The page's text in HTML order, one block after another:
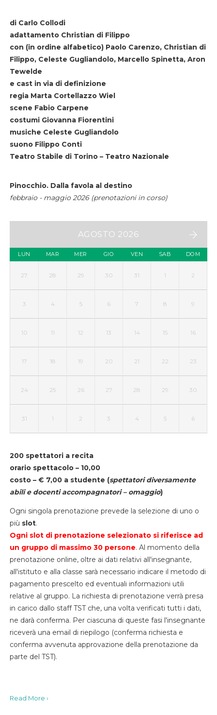
di Carlo Collodi
adattamento Christian di Filippo
con (in ordine alfabetico) Paolo Carenzo, Christian di
Filippo, Celeste Gugliandolo, Marcello Spinetta, Aron
Tewelde
e cast in via di definizione
regia Marta Cortellazzo Wiel
scene Fabio Carpene
costumi Giovanna Fiorentini
musiche Celeste Gugliandolo
suono Filippo Conti
Teatro Stabile di Torino – Teatro Nazionale
Pinocchio. Dalla favola al destino
febbraio - maggio 2026 (prenotazioni in corso)
AGOSTO 2026
LUN MAR MER GIO VEN SAB DOM
27 28 29 30 31 1 2
3 4 5 6 7 8 9
10 11 12 13 14 15 16
17 18 19 20 21 22 23
24 25 26 27 28 29 30
31 1 2 3 4 5 6
200 spettatori a recita
orario spettacolo – 10,00
costo – € 7,00 a studente (spettatori diversamente
abili e docenti accompagnatori – omaggio)
Ogni singola prenotazione prevede la selezione di uno o
più slot.
Ogni slot di prenotazione selezionato si riferisce ad
un gruppo di massimo 30 persone. Al momento della
prenotazione online, oltre ai dati relativi all'insegnante,
all'istituto e alla classe sarà necessario indicare il metodo di
pagamento prescelto ed eventuali informazioni utili
relative al gruppo. La richiesta di prenotazione verrà presa
in carico dallo staff TST che, una volta verificati tutti i dati,
ne darà conferma. Per ciascuna di queste fasi l'insegnante
riceverà una email di riepilogo (conferma richiesta e
conferma avvenuta approvazione della prenotazione da
parte del TST).
Read More ›